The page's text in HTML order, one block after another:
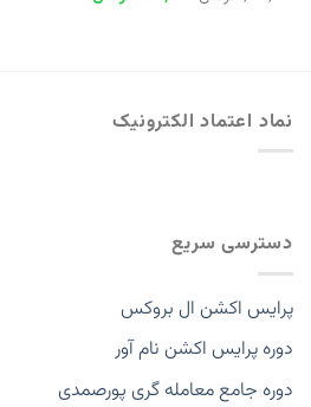
اصلی فعلی
نماد اعتماد الکترونیک
دسترسی سریع
پرایس اکشن ال بروکس
دوره پرایس اکشن نام آور
دوره جامع معامله گری پورصمدی